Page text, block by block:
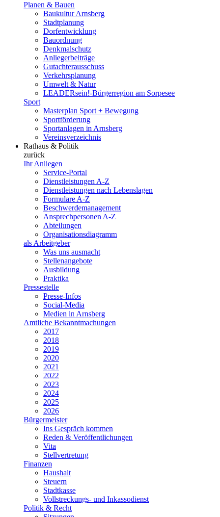
Planen & Bauen
Baukultur Arnsberg
Stadtplanung
Dorfentwicklung
Bauordnung
Denkmalschutz
Anliegerbeiträge
Gutachterausschuss
Verkehrsplanung
Umwelt & Natur
LEADERsein!-Bürgerregion am Sorpesee
Sport
Masterplan Sport + Bewegung
Sportförderung
Sportanlagen in Arnsberg
Vereinsverzeichnis
Rathaus & Politik
zurück
Ihr Anliegen
Service-Portal
Dienstleistungen A-Z
Dienstleistungen nach Lebenslagen
Formulare A-Z
Beschwerdemanagement
Ansprechpersonen A-Z
Abteilungen
Organisationsdiagramm
als Arbeitgeber
Was uns ausmacht
Stellenangebote
Ausbildung
Praktika
Pressestelle
Presse-Infos
Social-Media
Medien in Arnsberg
Amtliche Bekanntmachungen
2017
2018
2019
2020
2021
2022
2023
2024
2025
2026
Bürgermeister
Ins Gespräch kommen
Reden & Veröffentlichungen
Vita
Stellvertretung
Finanzen
Haushalt
Steuern
Stadtkasse
Vollstreckungs- und Inkassodienst
Politik & Recht